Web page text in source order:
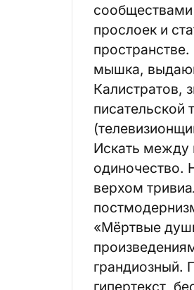
прослоек и
мышка,
Калистратов,
писательской
Искать между
одиночество.
верхом
«Мёртвые
грандиозный.
гипертекст,